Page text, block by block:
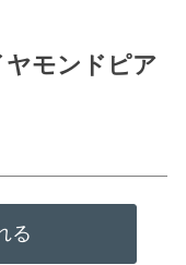
モンドピア